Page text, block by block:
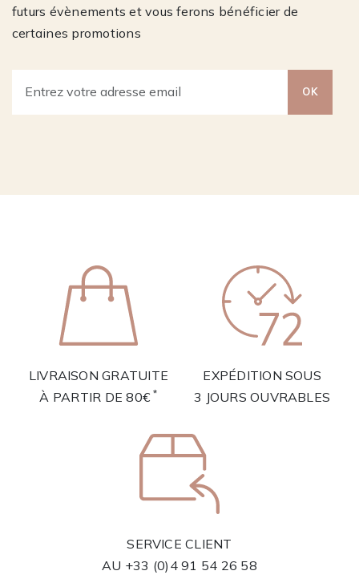
futurs évènements et vous ferons bénéficier de
certaines promotions
OK
LIVRAISON GRATUITE
À PARTIR DE 80€*
EXPÉDITION SOUS
3 JOURS OUVRABLES
SERVICE CLIENT
AU +33 (0)4 91 54 26 58